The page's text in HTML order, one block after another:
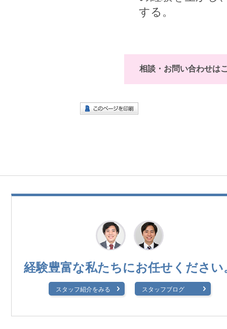
する。
相談・お問い合わせは
経験豊富な私たちにお任せください
スタッフ紹介をみる スタッフブログ